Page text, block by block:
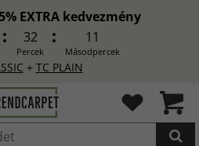
EXTRA kedvezmény
32
Percek
9
Másodpercek
+ TC PLAIN